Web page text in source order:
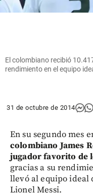
El colombiano recibió
rendimiento en el equipo
31 de octubre de 2014
En su segundo mes
colombiano James
jugador favorito de
gracias a su
llevó al equipo ideal
Lionel Messi.